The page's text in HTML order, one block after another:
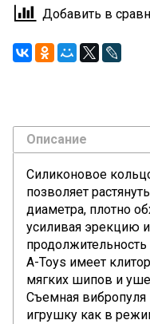
Добавить в
Описание
Силиконовое
позволяет
диаметра, плотно
усиливая эрекцию
A-Toys имеет
мягких шипов и
Съемная вибропуля
игрушку как в